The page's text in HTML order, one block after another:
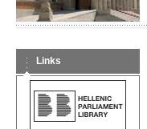
Links